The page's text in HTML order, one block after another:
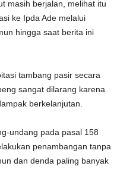
masih berjalan, melihat itu
ke Ipda Ade melalui
hingga saat berita ini
tambang pasir secara
sangat dilarang karena
berkelanjutan.
undang pada pasal 158
penambangan tanpa
dan denda paling banyak